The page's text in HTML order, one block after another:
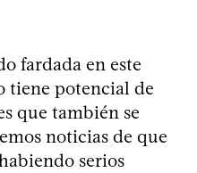
fardada en este
tiene potencial de
que también se
noticias de que
serios